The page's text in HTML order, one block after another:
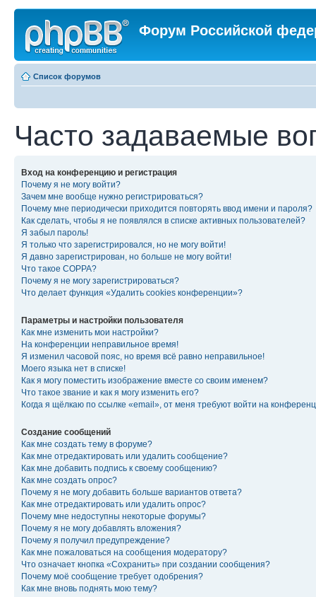
Форум Российской
Список форумов
Часто задаваемые
Вход на конференцию и регистрация
Почему я не могу войти?
Зачем мне вообще нужно регистрироваться?
Почему мне периодически приходится повторять ввод имени и пароля?
Как сделать, чтобы я не появлялся в списке активных пользователей?
Я забыл пароль!
Я только что зарегистрировался, но не могу войти!
Я давно зарегистрирован, но больше не могу войти!
Что такое COPPA?
Почему я не могу зарегистрироваться?
Что делает функция «Удалить cookies конференции»?
Параметры и настройки пользователя
Как мне изменить мои настройки?
На конференции неправильное время!
Я изменил часовой пояс, но время всё равно неправильное!
Моего языка нет в списке!
Как я могу поместить изображение вместе со своим именем?
Что такое звание и как я могу изменить его?
Когда я щёлкаю по ссылке «email», от меня требуют войти на
Создание сообщений
Как мне создать тему в форуме?
Как мне отредактировать или удалить сообщение?
Как мне добавить подпись к своему сообщению?
Как мне создать опрос?
Почему я не могу добавить больше вариантов ответа?
Как мне отредактировать или удалить опрос?
Почему мне недоступны некоторые форумы?
Почему я не могу добавлять вложения?
Почему я получил предупреждение?
Как мне пожаловаться на сообщения модератору?
Что означает кнопка «Сохранить» при создании сообщения?
Почему моё сообщение требует одобрения?
Как мне вновь поднять мою тему?